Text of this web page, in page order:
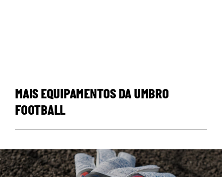
MAIS EQUIPAMENTOS DA UMBRO
FOOTBALL